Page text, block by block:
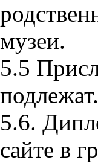
музеи.
5.5
подлежат.
5.6.
сайте в